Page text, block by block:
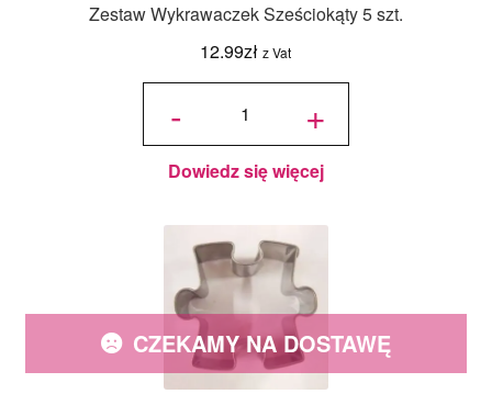
Zestaw Wykrawaczek Sześciokąty 5 szt.
12.99zł z Vat
-
ilość Zestaw
Sześciokąty 5 +
Dowiedz się więcej
CZEKAMY NA DOSTAWĘ